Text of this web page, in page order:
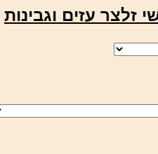
זלצר עזים וגבינות